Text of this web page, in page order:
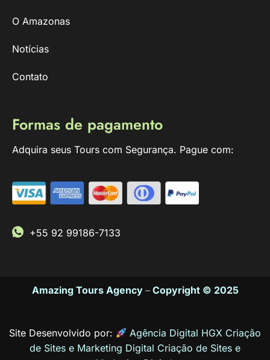
O Amazonas
Notícias
Contato
Formas de pagamento
Adquira seus Tours com Segurança. Pague com:
+55 92 99186-7133
Amazing Tours Agency– Copyright © 2025
Site Desenvolvido por:
Agência Digital HGX Criação
de Sites e Marketing Digital Criação de Sites e